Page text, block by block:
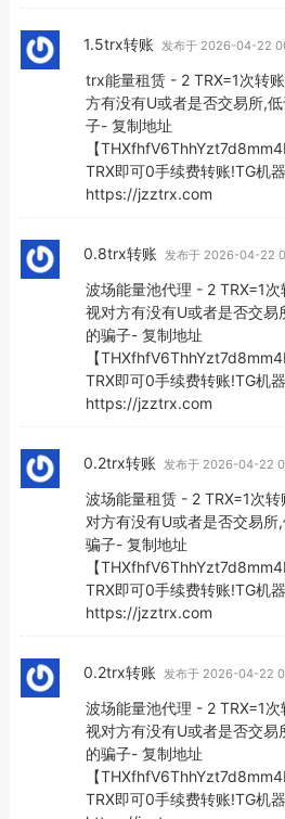
1.5trx转账 发布于 2026-04-22
trx能量租赁 - 2 TRX=1次转
方有没有U或者是否交易所,
子- 复制地址
【
TRX即可0手续费转账!TG机
https://jzztrx.com
0.8trx转账 发布于 2026-04-22
波场能量池代理 - 2 TRX=1
视对方有没有U或者是否交易
的骗子- 复制地址
【
TRX即可0手续费转账!TG机
https://jzztrx.com
0.2trx转账 发布于 2026-04-22
波场能量租赁 - 2 TRX=1次
对方有没有U或者是否交易
骗子- 复制地址
【
TRX即可0手续费转账!TG机
https://jzztrx.com
0.2trx转账 发布于 2026-04-22
波场能量池代理 - 2 TRX=1
视对方有没有U或者是否交易
的骗子- 复制地址
【
TRX即可0手续费转账!TG机